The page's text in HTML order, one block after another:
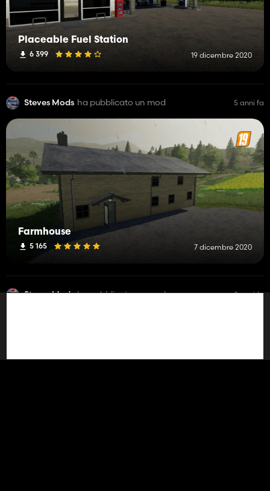
Placeable Fuel Station
6 399 19 dicembre 2020
Steves Mods ha pubblicato un mod 5 anni fa
Farmhouse
5 165 7 dicembre 2020
Steves Mods ha pubblicato un mod 5 anni fa